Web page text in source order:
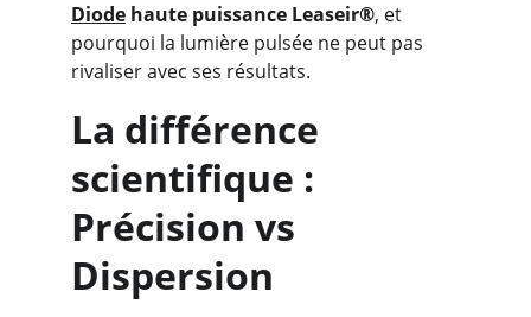
Diode haute puissance Leaseir®, et
pourquoi la lumière pulsée ne peut pas
rivaliser avec ses résultats.
La différence
scientifique :
Précision vs
Dispersion